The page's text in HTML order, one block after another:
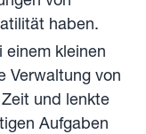
haben.
kleinen
Verwaltung von
und lenkte
Aufgaben